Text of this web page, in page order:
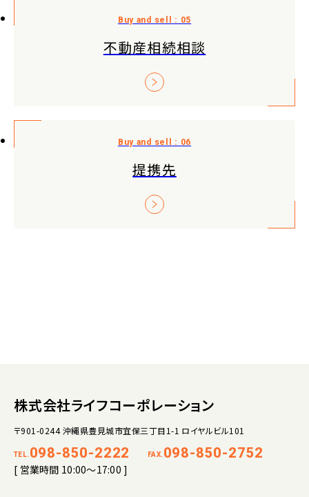
不動産相続相談
提携先
株式会社ライフコーポレーション
〒901-0244 沖縄県豊見城市宜保三丁目1-1 ロイヤルビル101
TEL. 098-850-2222 FAX. 098-850-2752
[ 営業時間 10:00～17:00 ]